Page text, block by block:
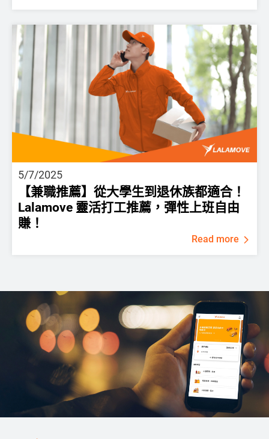
5/7/2025
【兼職推薦】從大學生到退休族都適合！
Lalamove 靈活打工推薦，彈性上班自由
賺！
Read more